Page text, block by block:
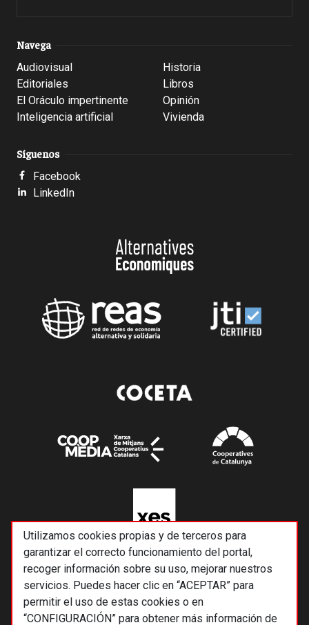
Utilizamos cookies propias y de terceros para
garantizar el correcto funcionamiento del portal,
recoger información sobre su uso, mejorar nuestros
servicios. Puedes hacer clic en “ACEPTAR” para
permitir el uso de estas cookies o en
“CONFIGURACIÓN” para obtener más información de
Navega
Audiovisual
Editoriales
El Oráculo impertinente
Inteligencia artificial
Historia
Libros
Opinión
Vivienda
Síguenos
Facebook
LinkedIn